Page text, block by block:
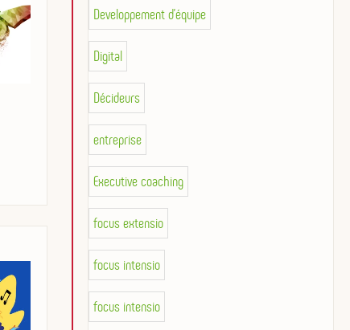
Developpement d'équipe
Digital
Décideurs
entreprise
Executive coaching
focus extensio
focus intensio
focus intensio